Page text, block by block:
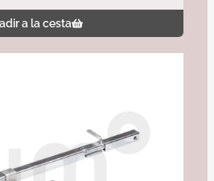
a la cesta